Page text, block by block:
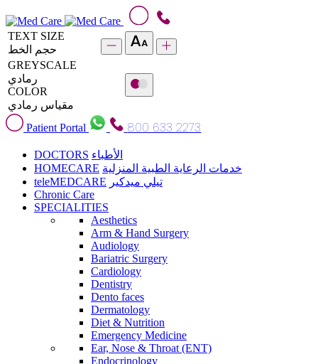
TEXT SIZE
حجم الخط
GREYSCALE
رمادي
COLOR
مقياس رمادي
Patient Portal
800 633 2273
DOCTORS الأطباء
HOMECARE خدمات الرعاية الطبية المنزلية
teleMEDCARE تيلي ميدكير
Chronic Care
SPECIALITIES
Aesthetics
Arm & Hand Surgery
Audiology
Bariatric Surgery
Cardiology
Dentistry
Dento faces
Dermatology
Diet & Nutrition
Emergency Medicine
Ear, Nose & Throat (ENT)
Endocrinology